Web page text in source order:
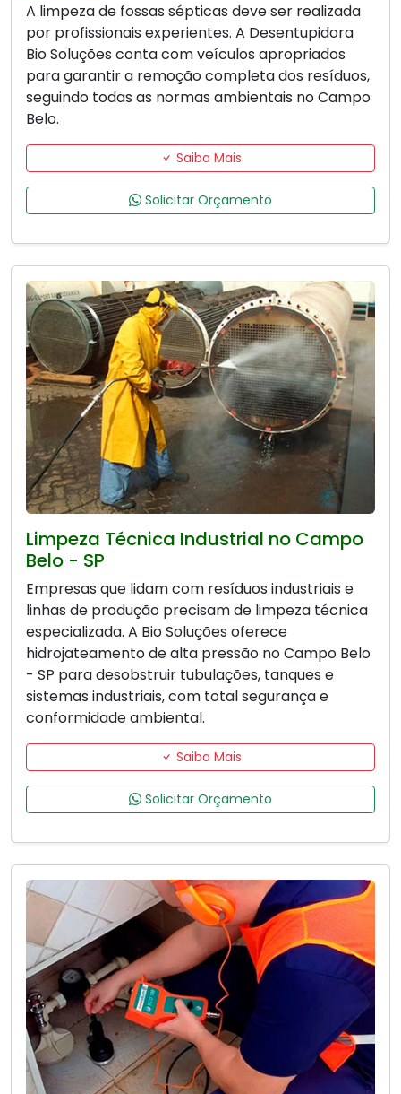
A limpeza de fossas sépticas deve ser realizada
por profissionais experientes. A Desentupidora
Bio Soluções conta com veículos apropriados
para garantir a remoção completa dos resíduos,
seguindo todas as normas ambientais no Campo
Belo.
Saiba Mais
Solicitar Orçamento
Limpeza Técnica Industrial no Campo
Belo - SP
Empresas que lidam com resíduos industriais e
linhas de produção precisam de limpeza técnica
especializada. A Bio Soluções oferece
hidrojateamento de alta pressão no Campo Belo
- SP para desobstruir tubulações, tanques e
sistemas industriais, com total segurança e
conformidade ambiental.
Saiba Mais
Solicitar Orçamento